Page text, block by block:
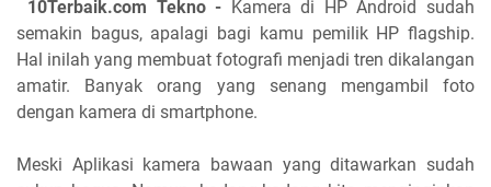
10Terbaik.com Tekno - Kamera di HP Android sudah
semakin bagus, apalagi bagi kamu pemilik HP flagship.
Hal inilah yang membuat fotografi menjadi tren dikalangan
amatir. Banyak orang yang senang mengambil foto
dengan kamera di smartphone.
Meski Aplikasi kamera bawaan yang ditawarkan sudah